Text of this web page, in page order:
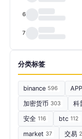
6
7
分类标签
binance 596
加密货币 303 科
安全 116 btc 112
market 37 交易